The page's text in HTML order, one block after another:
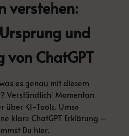
verstehen:
und
von ChatGPT
es genau mit diesem
Verständlich! Momentan
über KI-Tools. Umso
klare ChatGPT Erklärung –
Du hier.